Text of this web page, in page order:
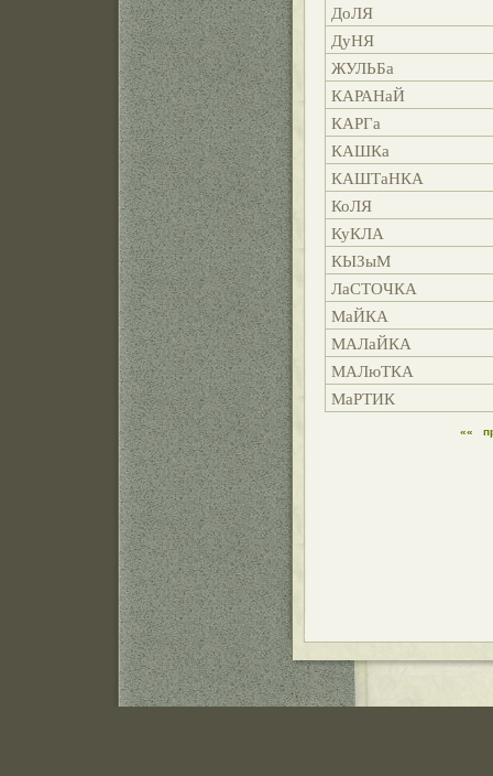
ДоЛЯ
ДуНЯ
ЖУЛЬБа
КАРАНаЙ
КАРГа
КАШКа
КАШТаНКА
КоЛЯ
КуКЛА
КЫЗыМ
ЛаСТОЧКА
МаЙКА
МАЛаЙКА
МАЛюТКА
МаРТИК
««